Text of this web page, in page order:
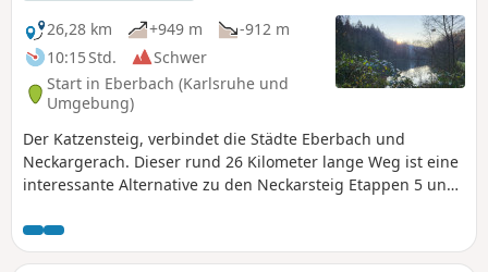
26,28 km
+949 m
-912 m
10:15 Std.
Schwer
Start in Eberbach (Karlsruhe und
Umgebung)
Der Katzensteig, verbindet die Städte Eberbach und
Neckargerach. Dieser rund 26 Kilometer lange Weg ist eine
interessante Alternative zu den Neckarsteig Etappen 5 und
Ausblicken und kulturellen Sehenswürdigkeiten.